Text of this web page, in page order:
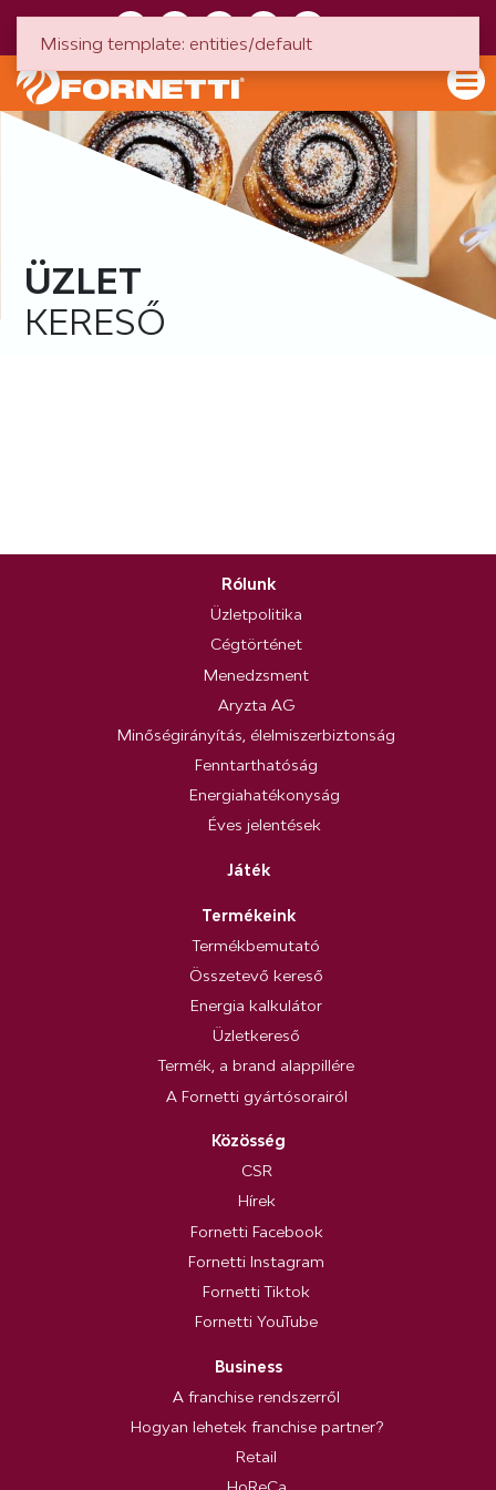
ÜZLET
KERESŐ
Rólunk
Üzletpolitika
Cégtörténet
Menedzsment
Aryzta AG
Minőségirányítás, élelmiszerbiztonság
Fenntarthatóság
Energiahatékonyság
Éves jelentések
Játék
Termékeink
Termékbemutató
Összetevő kereső
Energia kalkulátor
Üzletkereső
Termék, a brand alappillére
A Fornetti gyártósorairól
Közösség
CSR
Hírek
Fornetti Facebook
Fornetti Instagram
Fornetti Tiktok
Fornetti YouTube
Business
A franchise rendszerről
Hogyan lehetek franchise partner?
Retail
Missing template: entities/default